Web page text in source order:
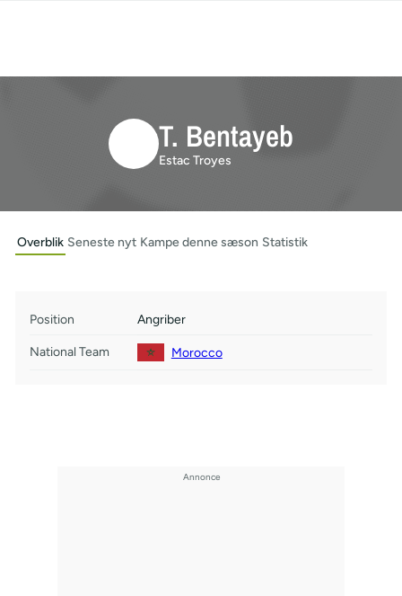
T. Bentayeb
Estac Troyes
Overblik Seneste nyt Kampe denne sæson Statistik
Position Angriber
National Team Morocco